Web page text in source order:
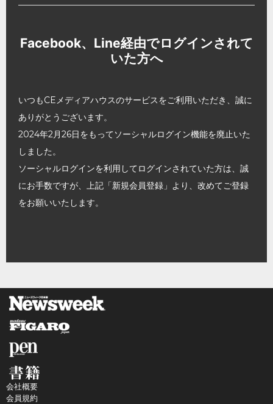
Facebook、Line経由でログインされて
いた方へ
いつもCEメディアハウスのサービスをご利用いただき、誠に
ありがとうございます。
2024年2月26日をもってソーシャルログイン機能を廃止いた
しました。
ソーシャルログインを利用してログインされていた方は、誠
にお手数ですが、上記「新規会員登録」より、改めてご登録
をお願いいたします。
会社概要
会員規約